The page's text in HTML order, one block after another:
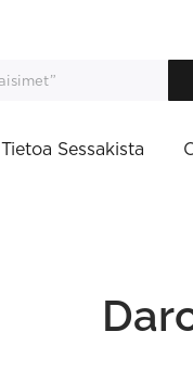
Tietoa Sessakista